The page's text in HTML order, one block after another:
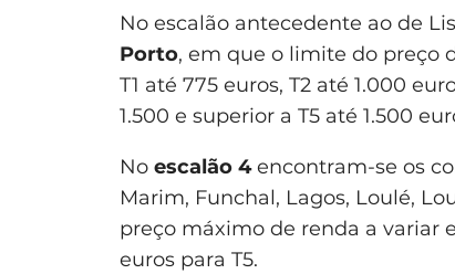
No escalão antecedente ao de
Porto, em que o limite do preço
T1 até 775 euros, T2 até 1.000
1.500 e superior a T5 até 1.500
No escalão 4encontram-se os
Marim, Funchal, Lagos, Loulé,
preço máximo de renda a variar
euros para T5.